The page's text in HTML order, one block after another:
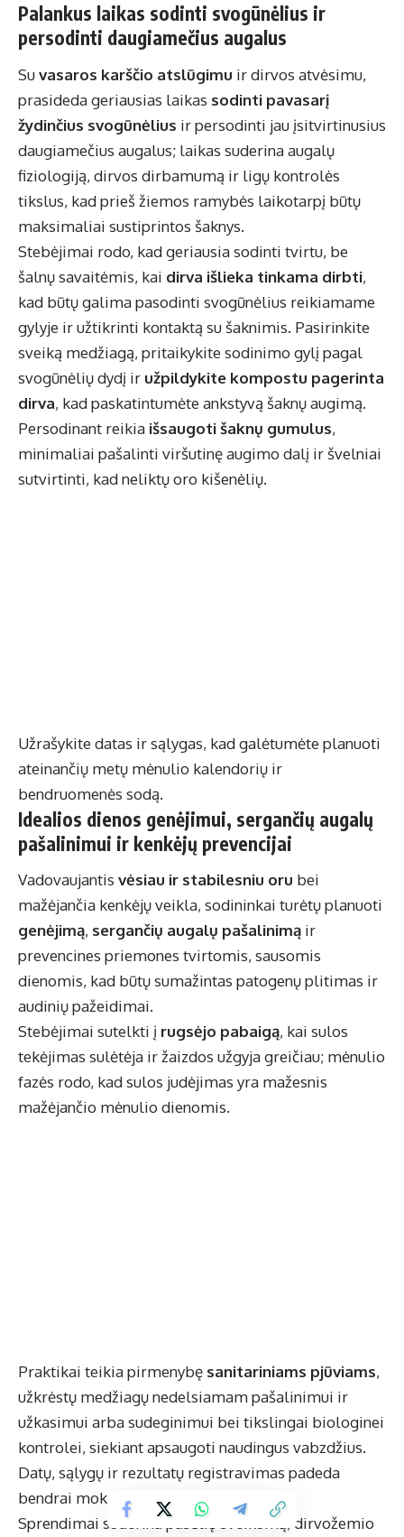
Palankus laikas sodinti svogūnėlius ir
persodinti daugiamečius augalus
Suvasaros karščio atslūgimu ir dirvos atvėsimu,
prasideda geriausias laikas sodinti pavasarį
žydinčius svogūnėlius ir persodinti jau įsitvirtinusius
daugiamečius augalus; laikas suderina augalų
fiziologiją, dirvos dirbamumą ir ligų kontrolės
tikslus, kad prieš žiemos ramybės laikotarpį būtų
maksimaliai sustiprintos šaknys.
Stebėjimai rodo, kad geriausia sodinti tvirtu, be
šalnų savaitėmis, kai dirva išlieka tinkama dirbti,
kad būtų galima pasodinti svogūnėlius reikiamame
gylyje ir užtikrinti kontaktą su šaknimis. Pasirinkite
sveiką medžiagą, pritaikykite sodinimo gylį pagal
svogūnėlių dydį ir užpildykite kompostu pagerinta
dirva, kad paskatintumėte ankstyvą šaknų augimą.
Persodinant reikia išsaugoti šaknų gumulus,
minimaliai pašalinti viršutinę augimo dalį ir švelniai
sutvirtinti, kad neliktų oro kišenėlių.
Užrašykite datas ir sąlygas, kad galėtumėte planuoti
ateinančių metų mėnulio kalendorių ir
bendruomenės sodą.
Idealios dienos genėjimui, sergančių augalų
pašalinimui ir kenkėjų prevencijai
Vadovaujantis vėsiau ir stabilesniu oru bei
mažėjančia kenkėjų veikla, sodininkai turėtų planuoti
genėjimą, sergančių augalų pašalinimą ir
prevencines priemones tvirtomis, sausomis
dienomis, kad būtų sumažintas patogenų plitimas ir
audinių pažeidimai.
Stebėjimai sutelkti į rugsėjo pabaigą, kai sulos
tekėjimas sulėtėja ir žaizdos užgyja greičiau; mėnulio
fazės rodo, kad sulos judėjimas yra mažesnis
mažėjančio mėnulio dienomis.
Praktikai teikia pirmenybę sanitariniams pjūviams,
užkrėstų medžiagų nedelsiamam pašalinimui ir
užkasimui arba sudeginimui bei tikslingai biologinei
kontrolei, siekiant apsaugoti naudingus vabzdžius.
Datų, sąlygų ir rezultatų registravimas padeda
bendrai mokytis ir planuoti kitą sezoną.
Sprendimai suderina pasėlių sveikumą, dirvožemio